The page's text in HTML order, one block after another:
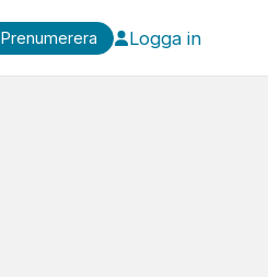
Prenumerera Logga in